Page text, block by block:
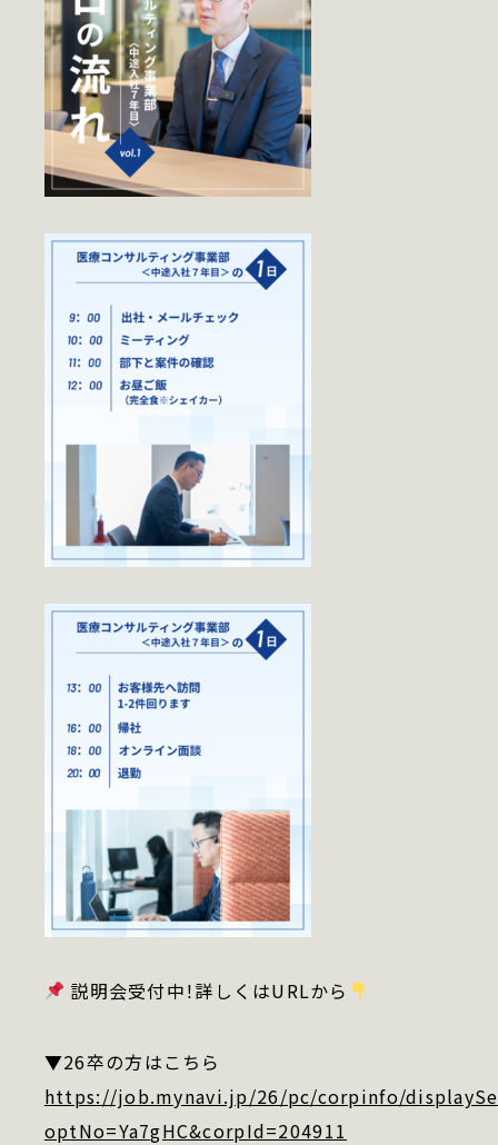
M＆A支援
起業家支援トータルサポート
相続・事業承継・後継者支援
グロースリンク社会保険労務士法人
医院開業支援(医科)
-医院開業支援(歯科)
資産形成・資産保全・
お知らせ
コラム
セミナー情報
会社概要
採用情報
説明会受付中！詳しくはURLから
▼26卒の方はこちら
https://job.mynavi.jp/26/pc/corpinfo/
optNo=Ya7gHC&corpId=204911